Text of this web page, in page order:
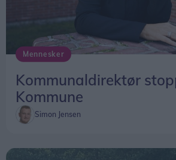
Mennesker
Kommunaldirektør
Kommune
Simon Jensen